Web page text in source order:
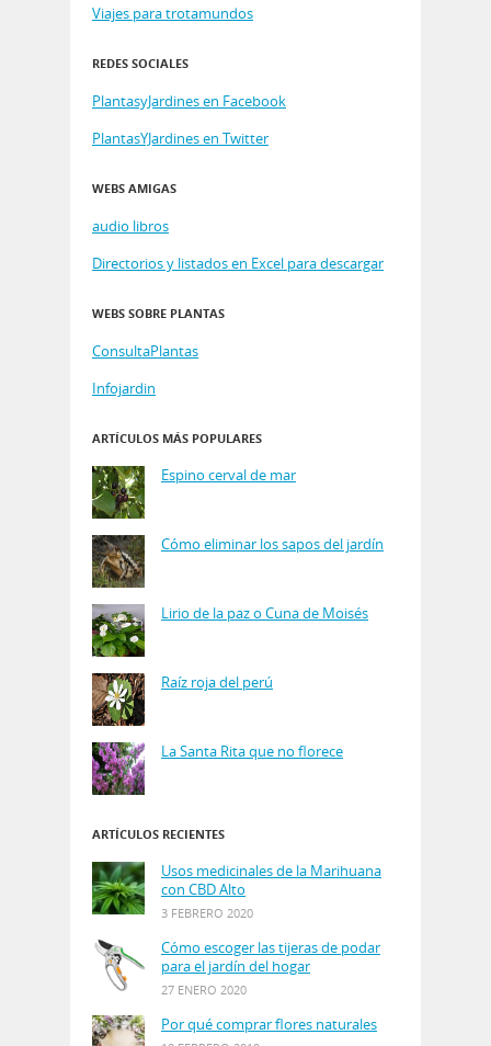
Viajes para trotamundos
REDES SOCIALES
PlantasyJardines en Facebook
PlantasYJardines en Twitter
WEBS AMIGAS
audio libros
Directorios y listados en Excel para descargar
WEBS SOBRE PLANTAS
ConsultaPlantas
Infojardin
ARTÍCULOS MÁS POPULARES
Espino cerval de mar
Cómo eliminar los sapos del jardín
Lirio de la paz o Cuna de Moisés
Raíz roja del perú
La Santa Rita que no florece
ARTÍCULOS RECIENTES
Usos medicinales de la Marihuana
con CBD Alto
3 FEBRERO 2020
Cómo escoger las tijeras de podar
para el jardín del hogar
27 ENERO 2020
Por qué comprar flores naturales